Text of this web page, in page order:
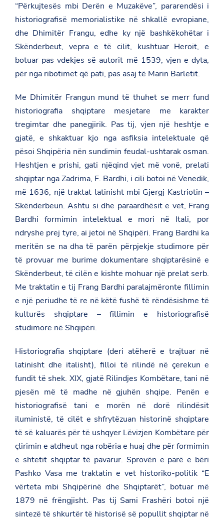
“Përkujtesës mbi Derën e Muzakëve”, pararendësi i
historiografisë memorialistike në shkallë evropiane,
dhe Dhimitër Frangu, edhe ky një bashkëkohëtar i
Skënderbeut, vepra e të cilit, kushtuar Heroit, e
botuar pas vdekjes së autorit më 1539, vjen e dyta,
për nga ribotimet që pati, pas asaj të Marin Barletit.
Me Dhimitër Frangun mund të thuhet se merr fund
historiografia shqiptare mesjetare me karakter
tregimtar dhe panegjirik. Pas tij, vjen një heshtje e
gjatë, e shkaktuar kjo nga asfiksia intelektuale që
pësoi Shqipëria nën sundimin feudal-ushtarak osman.
Heshtjen e prishi, gati njëqind vjet më vonë, prelati
shqiptar nga Zadrima, F. Bardhi, i cili botoi në Venedik,
më 1636, një traktat latinisht mbi Gjergj Kastriotin –
Skënderbeun. Ashtu si dhe paraardhësit e vet, Frang
Bardhi formimin intelektual e mori në Itali, por
ndryshe prej tyre, ai jetoi në Shqipëri. Frang Bardhi ka
meritën se na dha të parën përpjekje studimore për
të provuar me burime dokumentare shqiptarësinë e
Skënderbeut, të cilën e kishte mohuar një prelat serb.
Me traktatin e tij Frang Bardhi paralajmëronte fillimin
e një periudhe të re në këtë fushë të rëndësishme të
kulturës shqiptare – fillimin e historiografisë
studimore në Shqipëri.
Historiografia shqiptare (deri atëherë e trajtuar në
latinisht dhe italisht), filloi të rilindë në çerekun e
fundit të shek. XIX, gjatë Rilindjes Kombëtare, tani në
pjesën më të madhe në gjuhën shqipe. Penën e
historiografisë tani e morën në dorë rilindësit
iluministë, të cilët e shfrytëzuan historinë shqiptare
të së kaluarës për të ushqyer Lëvizjen Kombëtare për
çlirimin e atdheut nga robëria e huaj dhe për formimin
e shtetit shqiptar të pavarur. Sprovën e parë e bëri
Pashko Vasa me traktatin e vet historiko-politik “E
vërteta mbi Shqipërinë dhe Shqiptarët”, botuar më
1879 në frëngjisht. Pas tij Sami Frashëri botoi një
sintezë të shkurtër të historisë së popullit shqiptar në